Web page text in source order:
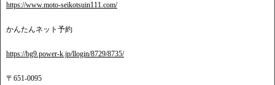
https://www.moto-seikotsuin111.com/
かんたんネット予約
https://bg9.power-k.jp/llogin/8729/8735/
〒651-0095